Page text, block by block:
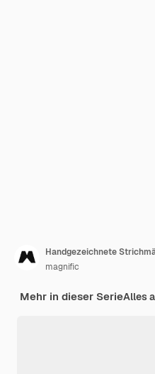
Handgezeichnete
magnific
Mehr in dieser SerieAlles